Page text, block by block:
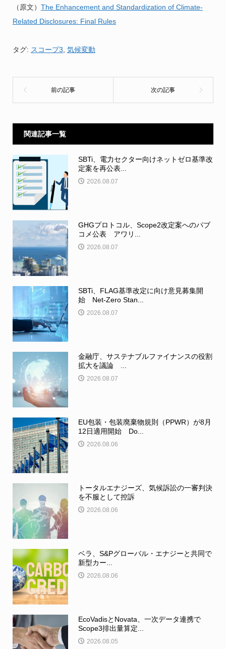
（原文） The Enhancement and Standardization of Climate-
Related Disclosures: Final Rules
タグ: スコープ3 気候変動
関連記事一覧
SBTi、電力セクター向けネットゼロ基準改
定案を再公表...
2026.08.07
GHGプロトコル、Scope2改定案へのパブ
コメ公表 アワリ...
2026.08.07
SBTi、FLAG基準改定に向け意見募集開
始 Net-Zero Stan...
2026.08.07
金融庁、サステナブルファイナンスの役割
拡大を議論 ...
2026.08.07
EU包装・包装廃棄物規則（PPWR）が8月
12日適用開始 Do...
2026.08.06
トータルエナジーズ、気候訴訟の一審判決
を不服として控訴
2026.08.06
ベラ、S&Pグローバル・エナジーと共同で
新型カー...
2026.08.06
EcoVadisとNovata、一次データ連携で
Scope3排出量算定...
2026.08.05